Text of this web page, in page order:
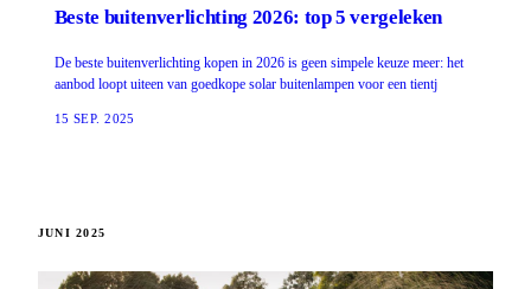
Beste buitenverlichting 2026: top 5 vergeleken
De beste buitenverlichting kopen in 2026 is geen simpele keuze meer: het
aanbod loopt uiteen van goedkope solar buitenlampen voor een tientj
15 SEP. 2025
JUNI 2025